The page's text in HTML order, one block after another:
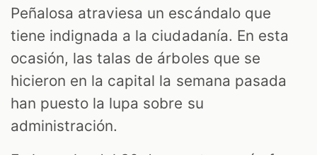
Peñalosa atraviesa un escándalo que
tiene indignada a la ciudadanía. En esta
ocasión, las talas de árboles que se
hicieron en la capital la semana pasada
han puesto la lupa sobre su
administración.